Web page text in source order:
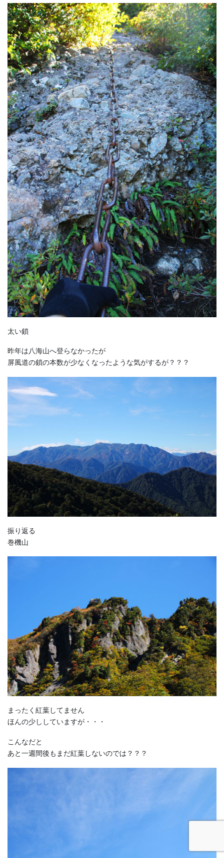
太い鎖
昨年は八海山へ登らなかったが
屏風道の鎖の本数が少なくなったような気がするが？？？
振り返る
巻機山
まったく紅葉してません
ほんの少ししていますが・・・
こんなだと
あと一週間後もまだ紅葉しないのでは？？？